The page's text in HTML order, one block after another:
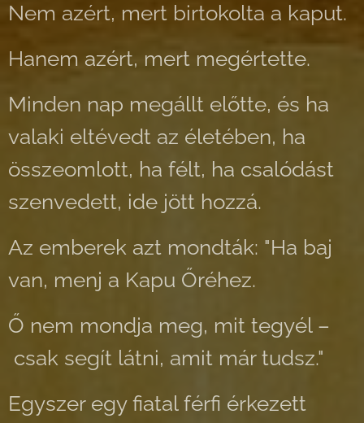
Nem azért, mert birtokolta a kaput.
Hanem azért, mert megértette.
Minden nap megállt előtte, és ha
valaki eltévedt az életében, ha
összeomlott, ha félt, ha csalódást
szenvedett, ide jött hozzá.
Az emberek azt mondták: "Ha baj
van, menj a Kapu Őréhez.
Ő nem mondja meg, mit tegyél –
csak segít látni, amit már tudsz."
Egyszer egy fiatal férfi érkezett